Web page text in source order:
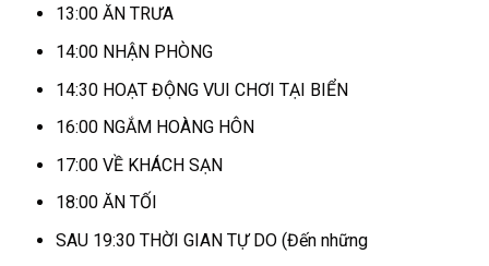
13:00 ĂN TRƯA
14:00 NHẬN PHÒNG
14:30 HOẠT ĐỘNG VUI CHƠI TẠI BIỂN
16:00 NGẮM HOÀNG HÔN
17:00 VỀ KHÁCH SẠN
18:00 ĂN TỐI
SAU 19:30 THỜI GIAN TỰ DO (Đến những